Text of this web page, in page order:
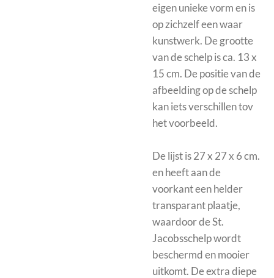
eigen unieke vorm en is
op zichzelf een waar
kunstwerk. De grootte
van de schelp is ca. 13 x
15 cm. De positie van de
afbeelding op de schelp
kan iets verschillen tov
het voorbeeld.
Delijst is 27 x 27 x 6 cm.
en heeft aan de
voorkant een helder
transparant plaatje,
waardoor de St.
Jacobsschelp wordt
beschermd en mooier
uitkomt. De extra diepe